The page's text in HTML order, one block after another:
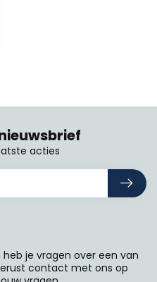
je vragen over een van
contact met ons op
acties